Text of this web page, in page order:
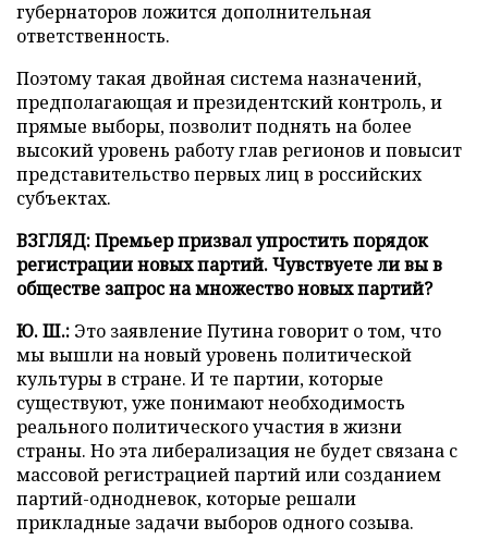
губернаторов ложится дополнительная
ответственность.
Поэтому такая двойная система назначений,
предполагающая и президентский контроль, и
прямые выборы, позволит поднять на более
высокий уровень работу глав регионов и повысит
представительство первых лиц в российских
субъектах.
ВЗГЛЯД: Премьер призвал упростить порядок
регистрации новых партий. Чувствуете ли вы в
обществе запрос на множество новых партий?
Ю. Ш.: Это заявление Путина говорит о том, что
мы вышли на новый уровень политической
культуры в стране. И те партии, которые
существуют, уже понимают необходимость
реального политического участия в жизни
страны. Но эта либерализация не будет связана с
массовой регистрацией партий или созданием
партий-однодневок, которые решали
прикладные задачи выборов одного созыва.